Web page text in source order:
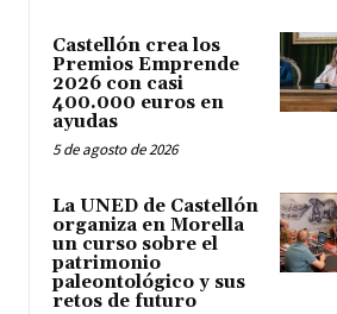
Castellón crea los
Premios Emprende
2026 con casi
400.000 euros en
ayudas
5 de agosto de 2026
La UNED de Castellón
organiza en Morella
un curso sobre el
patrimonio
paleontológico y sus
retos de futuro